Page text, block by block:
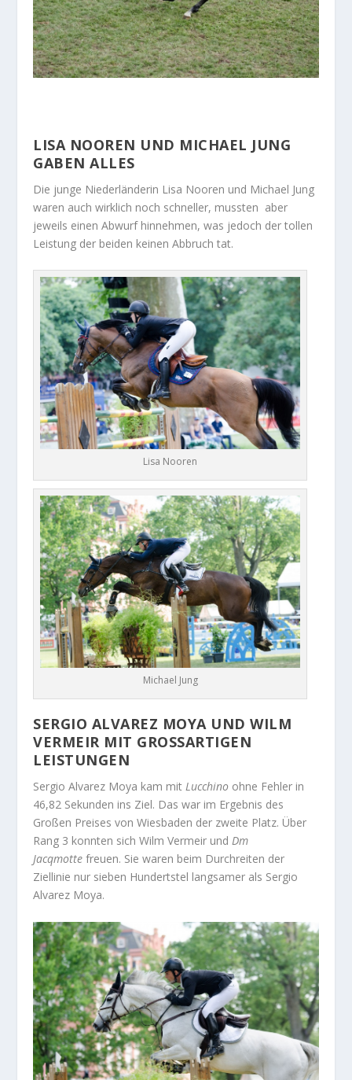
LISA NOOREN UND MICHAEL JUNG
GABEN ALLES
Die junge Niederländerin Lisa Nooren und Michael Jung
waren auch wirklich noch schneller, mussten aber
jeweils einen Abwurf hinnehmen, was jedoch der tollen
Leistung der beiden keinen Abbruch tat.
Lisa Nooren
Michael Jung
SERGIO ALVAREZ MOYA UND WILM
VERMEIR MIT GROSSARTIGEN L
EISTUNGEN
Sergio Alvarez Moya kam mitLucchino ohne Fehler in
46,82 Sekunden ins Ziel. Das war im Ergebnis des
Großen Preises von Wiesbaden der zweite Platz. Über
Rang 3 konnten sich Wilm Vermeir undDm
Jacqmottefreuen. Sie waren beim Durchreiten der
Ziellinie nur sieben Hundertstel langsamer als Sergio
Alvarez Moya.